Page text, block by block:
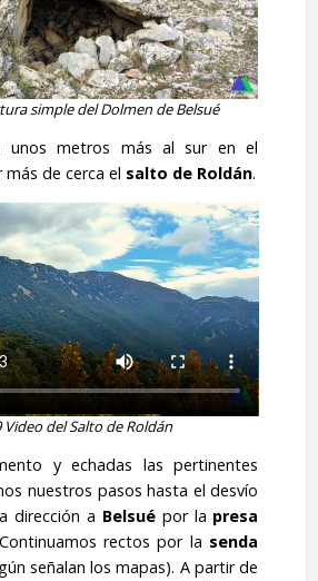
simple del Dolmen de Belsué
unos metros más al sur en el
de cerca el salto de Roldán.
Video del Salto de Roldán
y echadas las pertinentes
nuestros pasos hasta el desvío
dirección a Belsuépor la presa
rectos por la senda
señalan los mapas). A partir de